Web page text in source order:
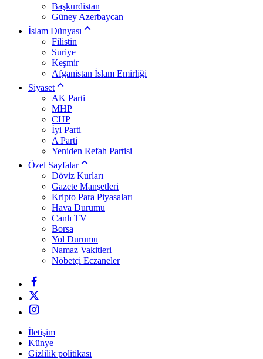
Başkurdistan
Güney Azerbaycan
İslam Dünyası
Filistin
Suriye
Keşmir
Afganistan İslam Emirliği
Siyaset
AK Parti
MHP
CHP
İyi Parti
A Parti
Yeniden Refah Partisi
Özel Sayfalar
Döviz Kurları
Gazete Manşetleri
Kripto Para Piyasaları
Hava Durumu
Canlı TV
Borsa
Yol Durumu
Namaz Vakitleri
Nöbetçi Eczaneler
İletişim
Künye
Gizlilik politikası